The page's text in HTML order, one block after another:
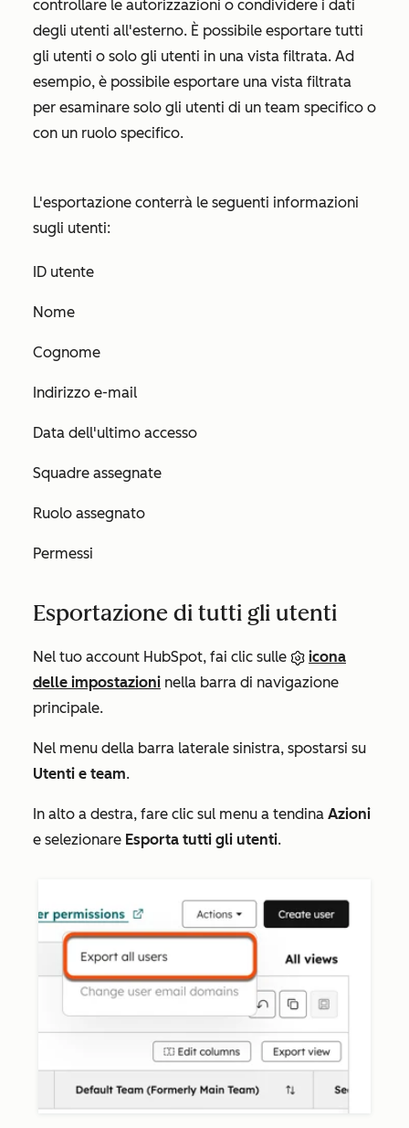
controllare le autorizzazioni o condividere i dati
degli utenti all'esterno. È possibile esportare tutti
gli utenti o solo gli utenti in una vista filtrata. Ad
esempio, è possibile esportare una vista filtrata
per esaminare solo gli utenti di un team specifico o
con un ruolo specifico.
L'esportazione conterrà le seguenti informazioni
sugli utenti:
ID utente
Nome
Cognome
Indirizzo e-mail
Data dell'ultimo accesso
Squadre assegnate
Ruolo assegnato
Permessi
Esportazione di tutti gli utenti
Nel tuo account HubSpot, fai clic sulle
icona
delle impostazioni nella barra di navigazione
principale.
Nel menu della barra laterale sinistra, spostarsi su
Utenti e team.
In alto a destra, fare clic sul menu a tendina Azioni
e selezionare Esporta tutti gli utenti.